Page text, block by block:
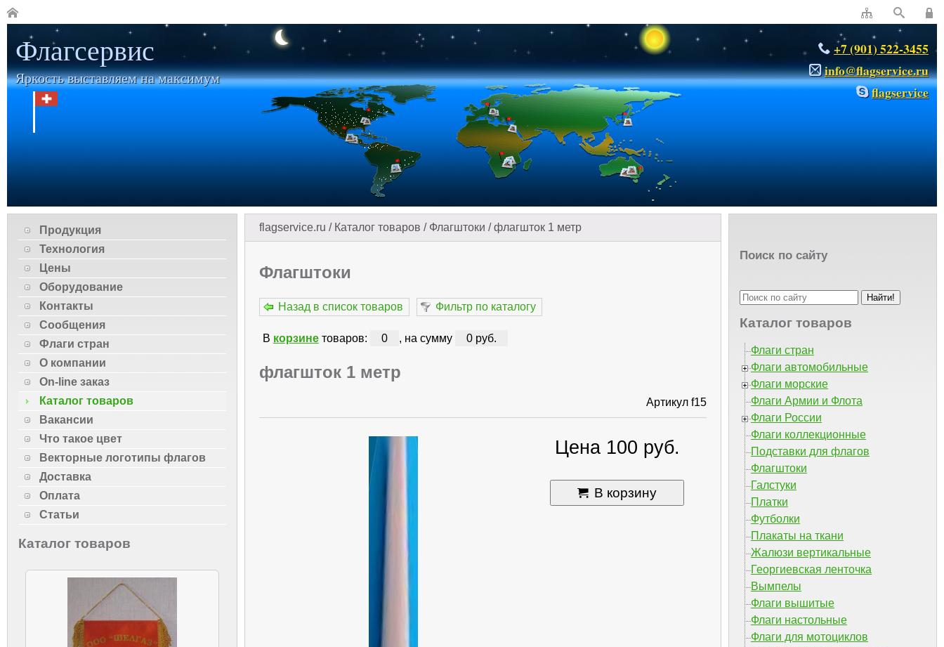
Флагсервис
Яркость выставляем на максимум
+7 (901) 522-3455
info@flagservice.ru
flagservice
flagservice.ru / Каталог товаров / Флагштоки /флагшток 1 метр
Флагштоки
Назад в список товаров Фильтр по каталогу
В корзинетоваров: 0 , на сумму 0 руб.
флагшток 1 метр
Артикул f15
Цена 100 руб.
В корзину
Продукция
Технология
Цены
Оборудование
Контакты
Сообщения
Флаги стран
О компании
On-line заказ
Каталог товаров
Вакансии
Что такое цвет
Векторные логотипы флагов
Доставка
Оплата
Статьи
Каталог товаров
Поиск по сайту
Каталог товаров
Флаги стран
Флаги автомобильные
Флаги морские
Флаги Армии и Флота
Флаги России
Флаги коллекционные
Подставки для флагов
Флагштоки
Галстуки
Платки
Футболки
Плакаты на ткани
Жалюзи вертикальные
Георгиевская ленточка
Вымпелы
Флаги вышитые
Флаги настольные
Флаги для мотоциклов